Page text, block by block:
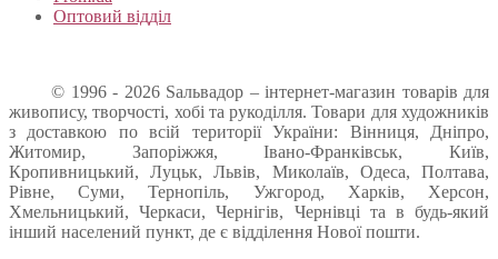
Оптовий відділ
© 1996 - 2026 Sальвадор – інтернет-магазин товарів для
живопису, творчості, хобі та рукоділля. Товари для художників
з доставкою по всій території України: Вінниця, Дніпро,
Житомир, Запоріжжя, Івано-Франківськ, Київ,
Кропивницький, Луцьк, Львів, Миколаїв, Одеса, Полтава,
Рівне, Суми, Тернопіль, Ужгород, Харків, Херсон,
Хмельницький, Черкаси, Чернігів, Чернівці та в будь-який
інший населений пункт, де є відділення Нової пошти.